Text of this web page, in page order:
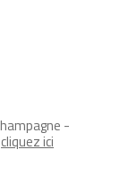
-
cliquez ici